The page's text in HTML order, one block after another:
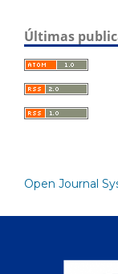
Últimas
Open Journal